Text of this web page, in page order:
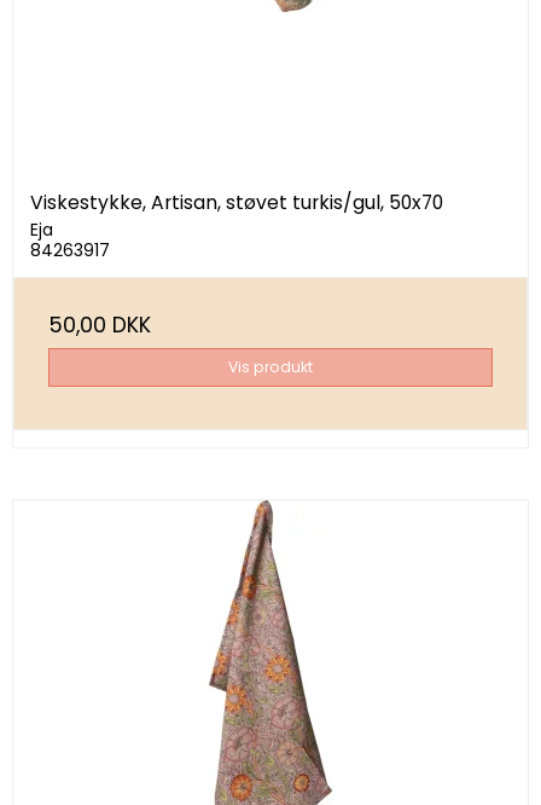
Viskestykke, Artisan, støvet turkis/gul, 50x70
Eja
84263917
50,00 DKK
Vis produkt